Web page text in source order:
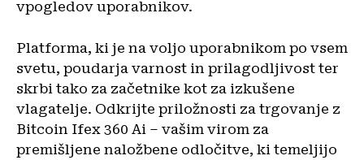
vpogledov uporabnikov.
Platforma, ki je na voljo uporabnikom po vsem
svetu, poudarja varnost in prilagodljivost ter
skrbi tako za začetnike kot za izkušene
vlagatelje. Odkrijte priložnosti za trgovanje z
Bitcoin Ifex 360 Ai – vašim virom za
premišljene naložbene odločitve, ki temeljijo